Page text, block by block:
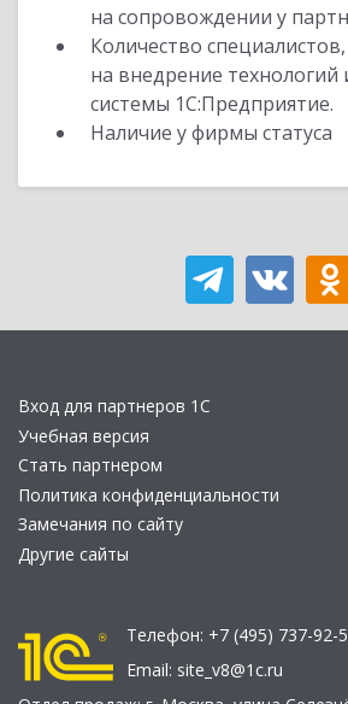
на сопровождении у
Количество
на внедрение
системы 1С:Предприятие.
Наличие у фирмы статуса
Вход для партнеров 1С
Учебная версия
Стать партнером
Политика конфиденциальности
Замечания по сайту
Другие сайты
Телефон: +7 (495) 737-92-
Email: site_v8@1c.ru